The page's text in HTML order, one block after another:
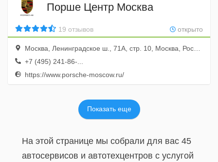
Порше Центр Москва
открыто
19 отзывов
Москва, Ленинградское ш., 71А, стр. 10, Москва, Россия
+7 (495) 241-86-...
https://www.porsche-moscow.ru/
Показать еще
На этой странице мы собрали для вас 45
автосервисов и автотехцентров с услугой